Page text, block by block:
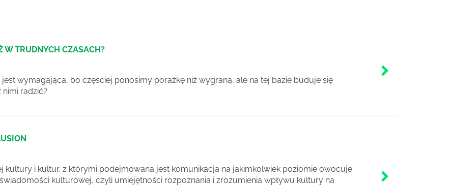
W TRUDNYCH CZASACH?
wymagająca, bo częściej ponosimy porażkę niż wygraną, ale na tej bazie buduje się
nimi radzić?
kultury i kultur, z którymi podejmowana jest komunikacja na jakimkolwiek poziomie owocuje
kulturowej, czyli umiejętności rozpoznania i zrozumienia wpływu kultury na